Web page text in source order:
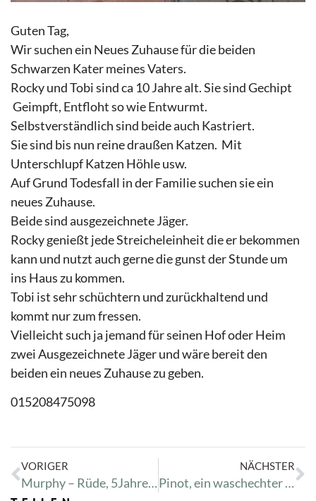
Guten Tag,
Wir suchen ein Neues Zuhause für die beiden
Schwarzen Kater meines Vaters.
Rocky und Tobi sind ca 10 Jahre alt. Sie sind Gechipt
Geimpft, Entfloht so wie Entwurmt.
Selbstverständlich sind beide auch Kastriert.
Sie sind bis nun reine draußen Katzen. Mit
Unterschlupf Katzen Höhle usw.
Auf Grund Todesfall in der Familie suchen sie ein
neues Zuhause.
Beide sind ausgezeichnete Jäger.
Rocky genießt jede Streicheleinheit die er bekommen
kann und nutzt auch gerne die gunst der Stunde um
ins Haus zu kommen.
Tobi ist sehr schüchtern und zurückhaltend und
kommt nur zum fressen.
Vielleicht such ja jemand für seinen Hof oder Heim
zwei Ausgezeichnete Jäger und wäre bereit den
beiden ein neues Zuhause zu geben.
015208475098
VORIGER
Murphy – Rüde, 5Jahre alt, sucht ein neues Heim!
NÄCHSTER
Pinot, ein waschechter Mexikaner